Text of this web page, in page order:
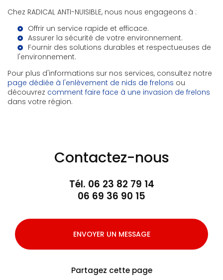
Chez RADICAL ANTI-NUISIBLE, nous nous engageons à :
Offrir un service rapide et efficace.
Assurer la sécurité de votre environnement.
Fournir des solutions durables et respectueuses de
l'environnement.
Pour plus d'informations sur nos services, consultez notre
page dédiée à l'enlèvement de nids de frelons ou
découvrez comment faire face à une invasion de frelons
dans votre région.
Contactez-nous
Tél. 06 23 82 79 14
06 69 36 90 15
ENVOYER UN MESSAGE
Partagez cette page